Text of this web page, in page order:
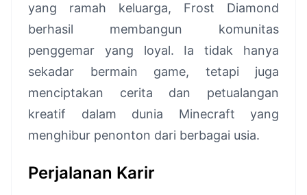
yang ramah keluarga, Frost Diamond
berhasil membangun komunitas
penggemar yang loyal. Ia tidak hanya
sekadar bermain game, tetapi juga
menciptakan cerita dan petualangan
kreatif dalam dunia Minecraft yang
menghibur penonton dari berbagai usia.
Perjalanan Karir